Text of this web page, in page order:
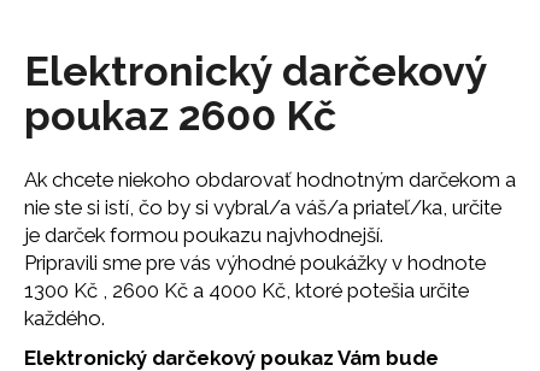
Elektronický darčekový
poukaz 2600 Kč
Ak chcete niekoho obdarovať hodnotným darčekom a
nie ste si istí, čo by si vybral/a váš/a priateľ/ka, určite
je darček formou poukazu najvhodnejší.
Pripravili sme pre vás výhodné poukážky v hodnote
1300 Kč , 2600 Kč a 4000 Kč, ktoré potešia určite
každého.
Elektronický darčekový poukaz Vám bude
O
d
p
o
r
ú
č
a
m
e